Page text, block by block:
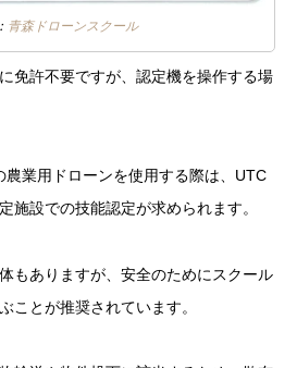
青森ドローンスクール
免許不要ですが、認定機を操作する場
農業用ドローンを使用する際は、UTC
施設での技能認定が求められます。
もありますが、安全のためにスクール
ことが推奨されています。